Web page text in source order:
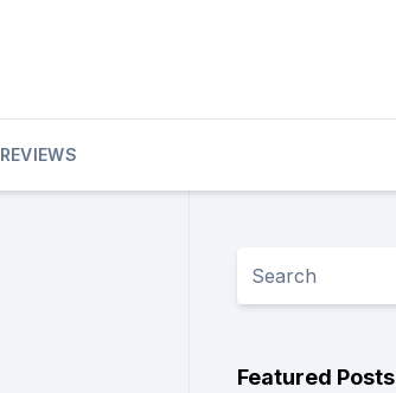
REVIEWS
Featured Posts